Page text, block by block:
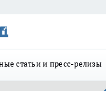
статьи и пресс-релизы